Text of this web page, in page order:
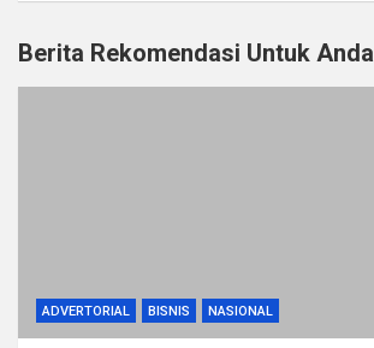
Berita Rekomendasi Untuk Anda
ADVERTORIAL BISNIS NASIONAL